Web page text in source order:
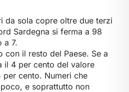
da sola copre oltre due terzi
Sardegna si ferma a 98
a 7.
con il resto del Paese. Se a
il 4 per cento del valore
per cento. Numeri che
e soprattutto non